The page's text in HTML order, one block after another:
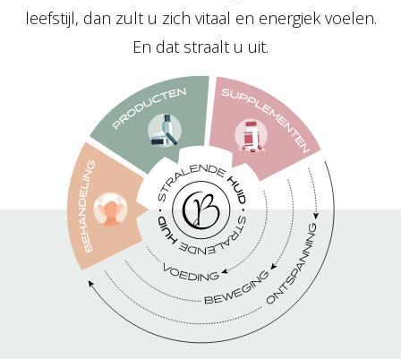
leefstijl, dan zult u zich vitaal en energiek voelen.
En dat straalt u uit.